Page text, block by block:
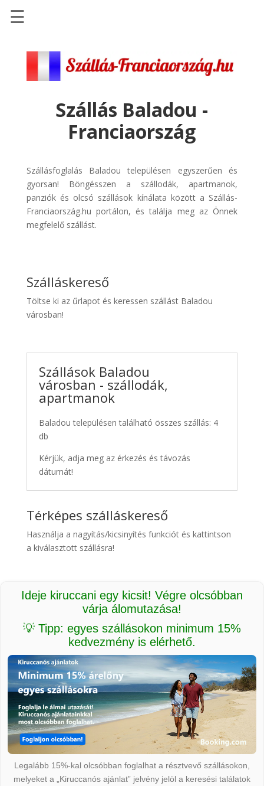
Szállások
Repülőjegy
pénzvisszatérítéssel
Discover
Cars
Transzfer
☰
Szállás Baladou -
Franciaország
Szállásfoglalás Baladou településen egyszerűen és
gyorsan! Böngésszen a szállodák, apartmanok,
panziók és olcsó szállások kínálata között a Szállás-
Franciaország.hu portálon, és találja meg az Önnek
megfelelő szállást.
Szálláskereső
Töltse ki az űrlapot és keressen szállást Baladou
városban!
Szállások Baladou
városban - szállodák,
apartmanok
Baladou településen található összes szállás: 4
db
Kérjük, adja meg az érkezés és távozás
dátumát!
Térképes szálláskereső
Használja a nagyítás/kicsinyítés funkciót és kattintson
a kiválasztott szállásra!
Ideje kiruccani egy kicsit! Végre olcsóbban
várja álomutazása!
💡 Tipp: egyes szállásokon minimum 15%
kedvezmény is elérhető.
Legalább 15%-kal olcsóbban foglalhat a résztvevő szállásokon,
melyeket a „Kiruccanós ajánlat” jelvény jelöl a keresési találatok